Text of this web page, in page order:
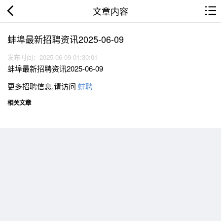
文章内容
蚌埠最新招聘资讯2025-06-09
发布时间：2025-06-09 01:30:01
蚌埠最新招聘资讯2025-06-09
更多招聘信息,请访问 蚌聘
相关文章